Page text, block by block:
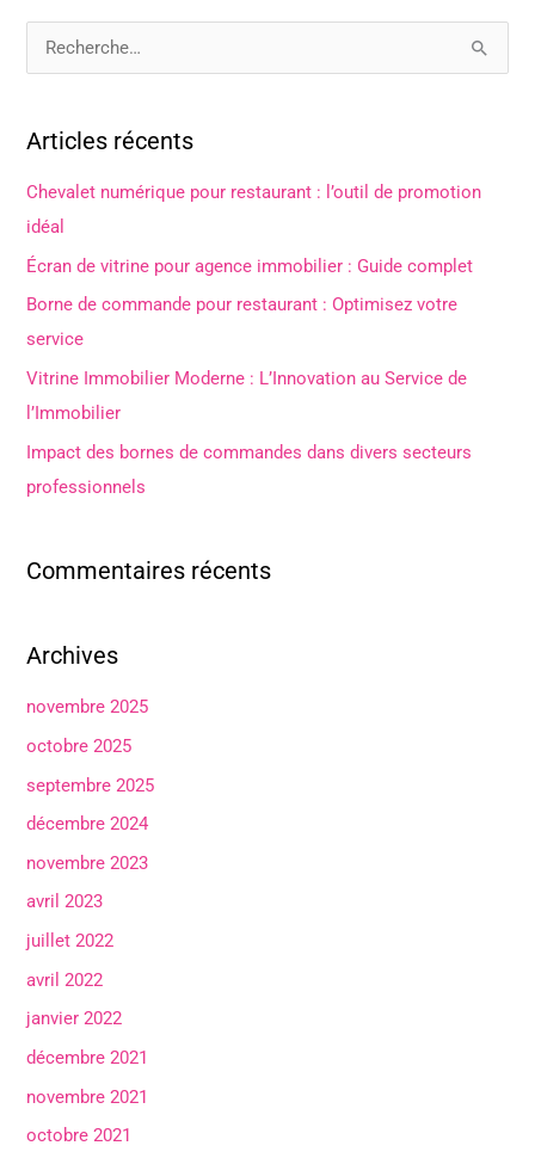
h
e
r
c
h
Articles récents
Chevalet numérique pour restaurant : l’outil de promotion
idéal
Écran de vitrine pour agence immobilier : Guide complet
Borne de commande pour restaurant : Optimisez votre
service
Vitrine Immobilier Moderne : L’Innovation au Service de
l’Immobilier
Impact des bornes de commandes dans divers secteurs
professionnels
Commentaires récents
Archives
novembre 2025
octobre 2025
septembre 2025
décembre 2024
novembre 2023
avril 2023
juillet 2022
avril 2022
janvier 2022
décembre 2021
novembre 2021
octobre 2021